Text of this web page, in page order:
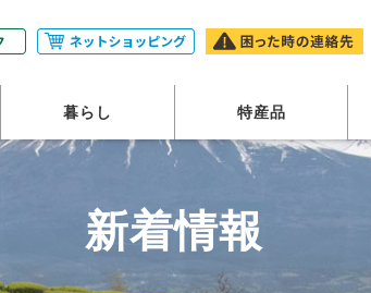
同組合・JAふじ伊豆
暮らし 特産品
新着情報